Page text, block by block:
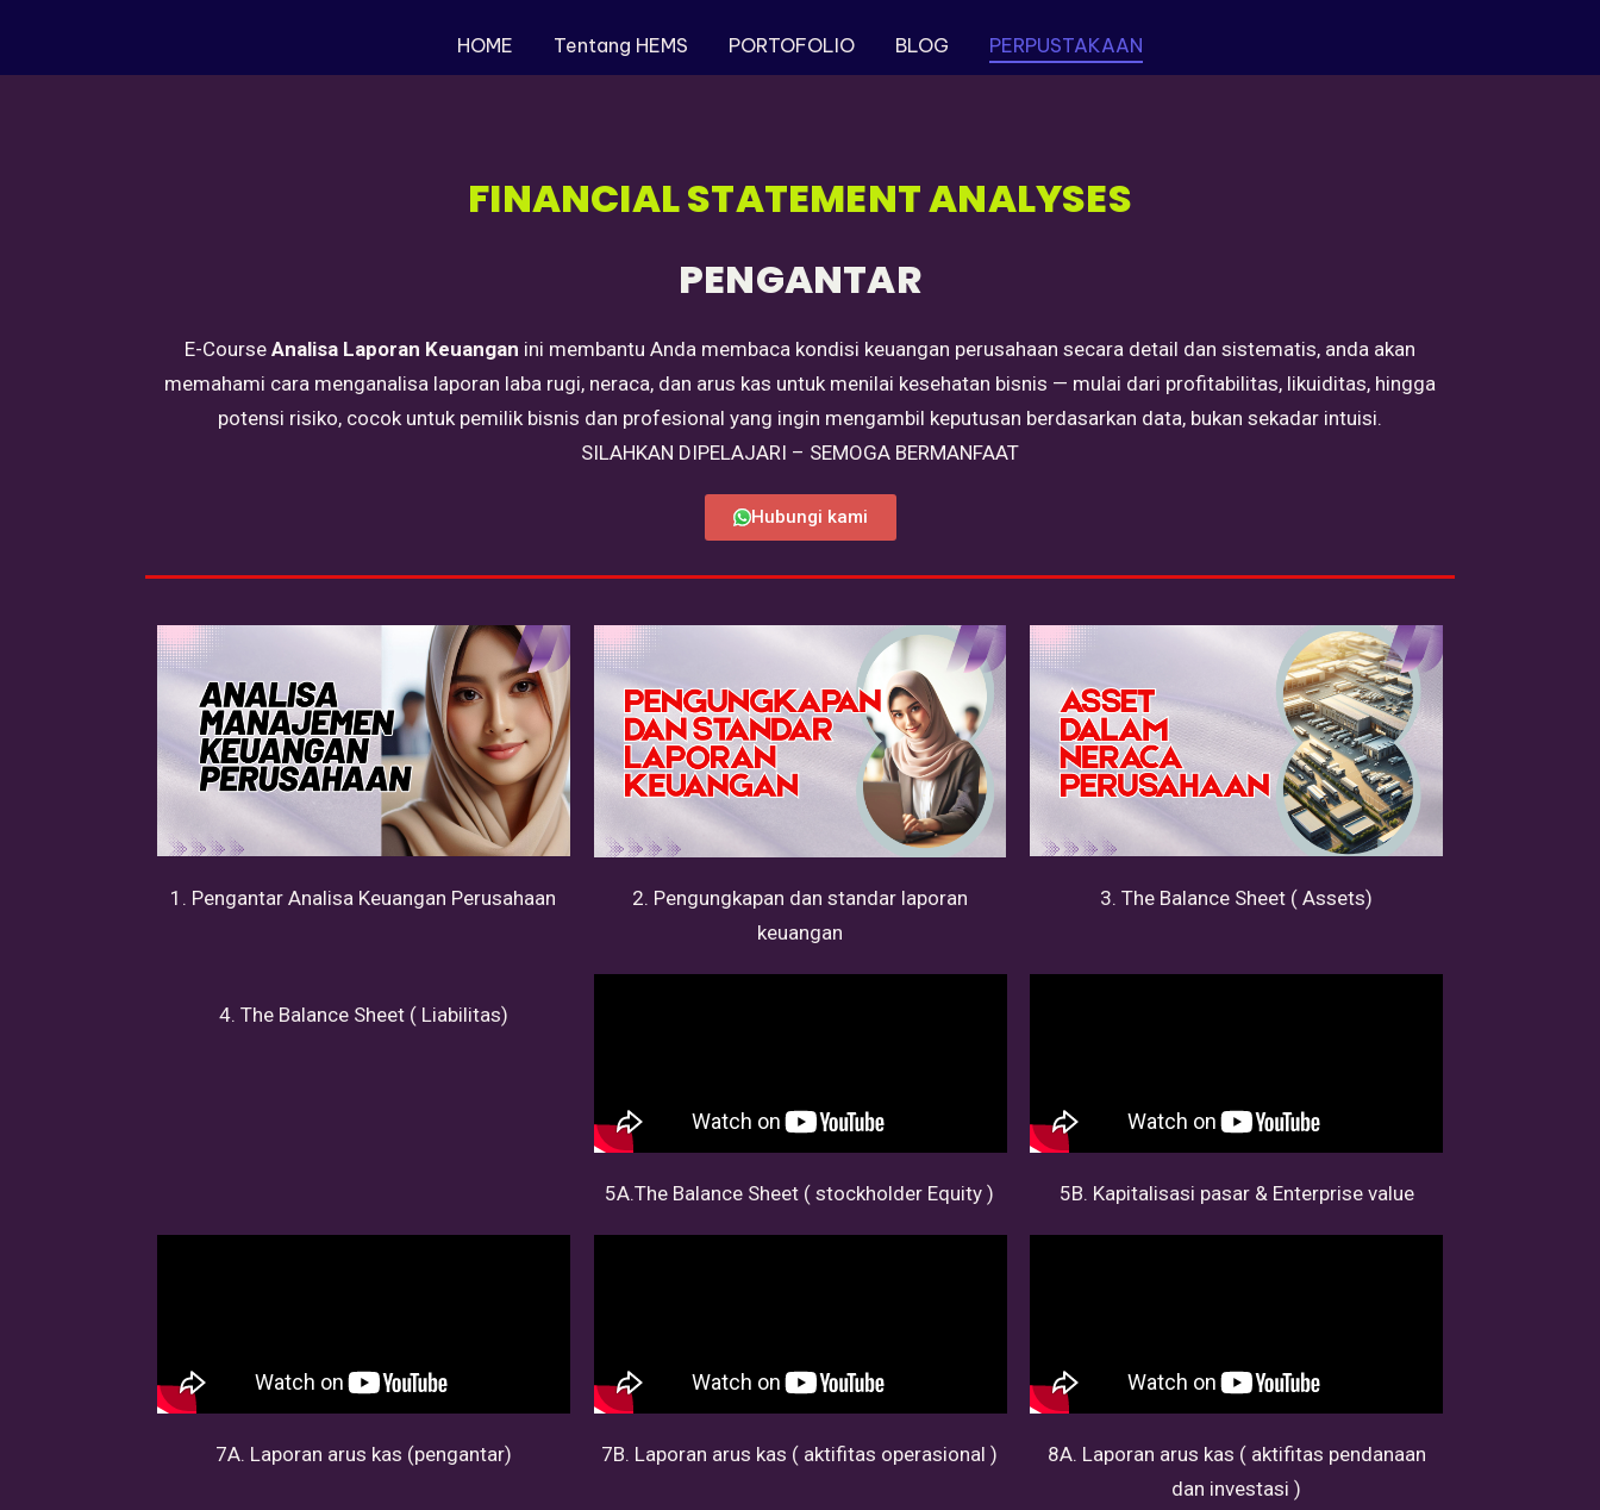
HOME Tentang HEMS PORTOFOLIO BLOG PERPUSTAKAAN
FINANCIAL STATEMENT ANALYSES
PENGANTAR
E-Course Analisa Laporan Keuangan ini membantu Anda membaca kondisi keuangan perusahaan secara detail dan sistematis, anda akan
memahami cara menganalisa laporan laba rugi, neraca, dan arus kas untuk menilai kesehatan bisnis — mulai dari profitabilitas, likuiditas, hingga
potensi risiko, cocok untuk pemilik bisnis dan profesional yang ingin mengambil keputusan berdasarkan data, bukan sekadar intuisi.
SILAHKAN DIPELAJARI – SEMOGA BERMANFAAT
Hubungi kami
1. Pengantar Analisa Keuangan Perusahaan
2. Pengungkapan dan standar laporan
keuangan
3. The Balance Sheet ( Assets)
4. The Balance Sheet ( Liabilitas)
5A.The Balance Sheet ( stockholder Equity ) 5B. Kapitalisasi pasar & Enterprise value
7A. Laporan arus kas (pengantar) 7B. Laporan arus kas ( aktifitas operasional )
8A. Laporan arus kas ( aktifitas pendanaan
dan investasi )